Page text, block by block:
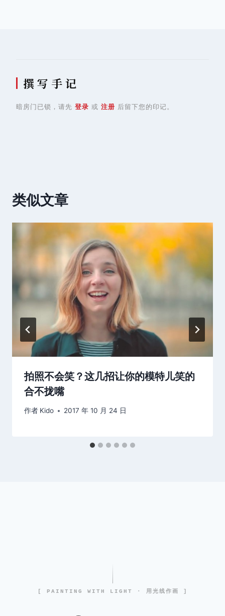
撰 写 手 记
暗房门已锁，请先 登录 或 注册 后留下您的印记。
类似文章
拍照不会笑？这几招让你的模特儿笑的
合不拢嘴
作者 Kido 2017 年 10 月 24 日
[ PAINTING WITH LIGHT · 用光线作画 ]